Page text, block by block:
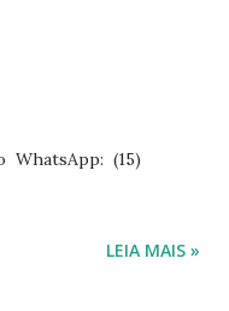
para cada dia do
histórias
de 15 anos. Escreveu o
WhatsApp: (15)
LEIA MAIS »